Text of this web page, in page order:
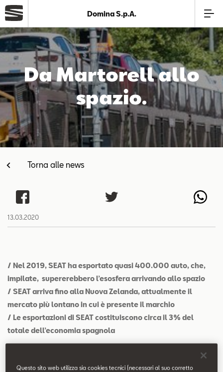
Azienda
Modelli
Offerte
Service
Business
SEAT Usato Certificato
Contatti
Domina S.p.A.
Da Martorell allo
spazio.
Torna alle news
13.03.2020
/ Nel 2019, SEAT ha esportato quasi 400.000 auto, che,
impilate, supererebbero l’esosfera arrivando allo spazio
/ SEAT arriva fino alla Nuova Zelanda, attualmente il
mercato più lontano in cui è presente il marchio
/ Le esportazioni di SEAT costituiscono circa il 3% del
totale dell’economia spagnola
Le 397.835 auto esportate da SEAT nel 2019 dal suo
stabilimento di Martorell, se virtualmente impilate, sarebbero
Questo sito web utilizza sia cookies tecnici (necessari al suo corretto